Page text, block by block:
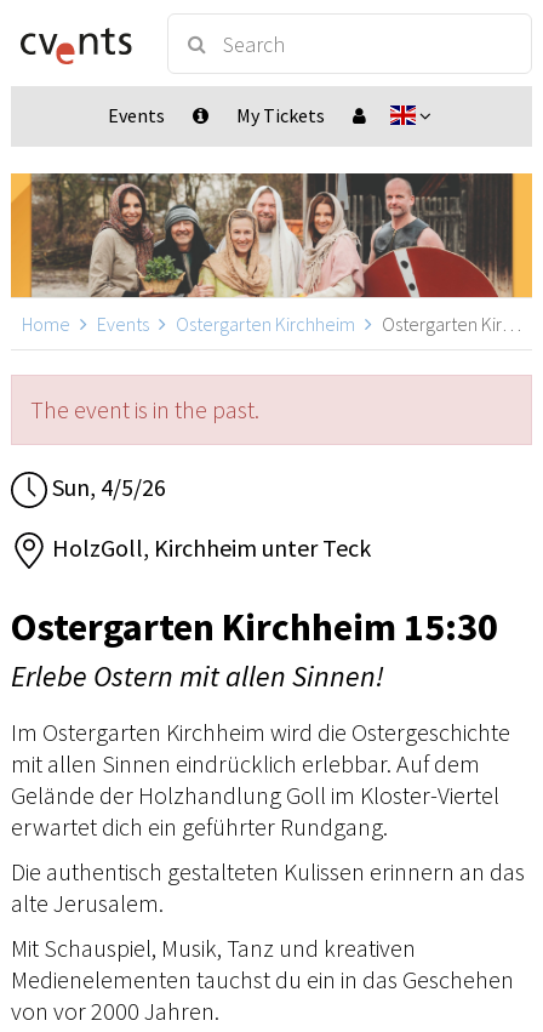
Events My Tickets
Home Events Ostergarten Kirchheim Ostergarten Kirchheim 15:30, Kirchheim unter Teck
The event is in the past.
Sun, 4/5/26
HolzGoll, Kirchheim unter Teck
Ostergarten Kirchheim 15:30
Erlebe Ostern mit allen Sinnen!
Im Ostergarten Kirchheim wird die Ostergeschichte
mit allen Sinnen eindrücklich erlebbar. Auf dem
Gelände der Holzhandlung Goll im Kloster-Viertel
erwartet dich ein geführter Rundgang.
Die authentisch gestalteten Kulissen erinnern an das
alte Jerusalem.
Mit Schauspiel, Musik, Tanz und kreativen
Medienelementen tauchst du ein in das Geschehen
von vor 2000 Jahren.